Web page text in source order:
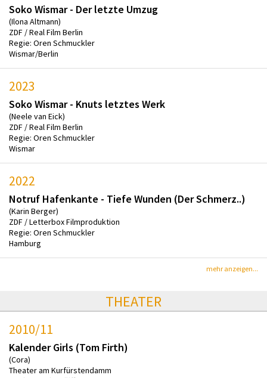
Soko Wismar - Der letzte Umzug
(Ilona Altmann)
ZDF / Real Film Berlin
Regie: Oren Schmuckler
Wismar/Berlin
2023
Soko Wismar - Knuts letztes Werk
(Neele van Eick)
ZDF / Real Film Berlin
Regie: Oren Schmuckler
Wismar
2022
Notruf Hafenkante - Tiefe Wunden (Der Schmerz..)
(Karin Berger)
ZDF / Letterbox Filmproduktion
Regie: Oren Schmuckler
Hamburg
mehr anzeigen...
THEATER
2010/11
Kalender Girls (Tom Firth)
(Cora)
Theater am Kurfürstendamm